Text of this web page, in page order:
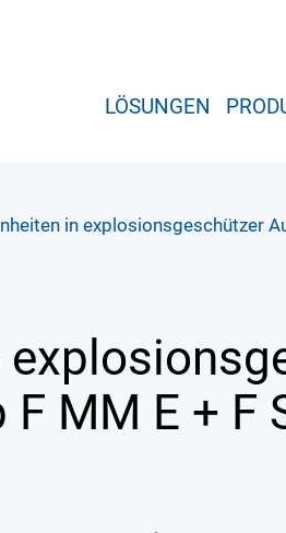
LÖSUNGEN
in explosionsgeschützer
F MM E + F